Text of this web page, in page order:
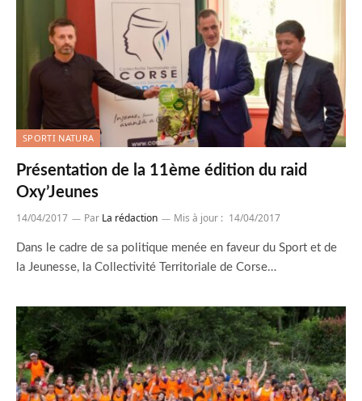
SPORTI NATURA
Présentation de la 11ème édition du raid
Oxy’Jeunes
14/04/2017 Par La rédaction Mis à jour : 14/04/2017
Dans le cadre de sa politique menée en faveur du Sport et de
la Jeunesse, la Collectivité Territoriale de Corse…